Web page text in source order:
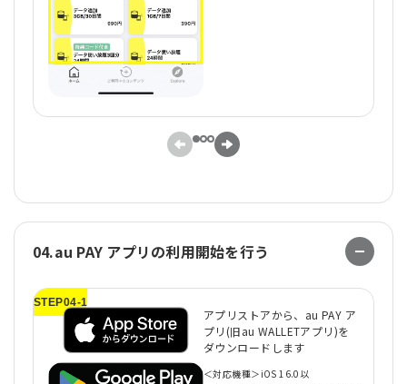
04.au PAY アプリの利用開始を行う
STEP04-1
アプリストアから、au PAY ア
プリ(旧au WALLETアプリ)を
ダウンロードします
＜対応機種＞iOS 16.0以